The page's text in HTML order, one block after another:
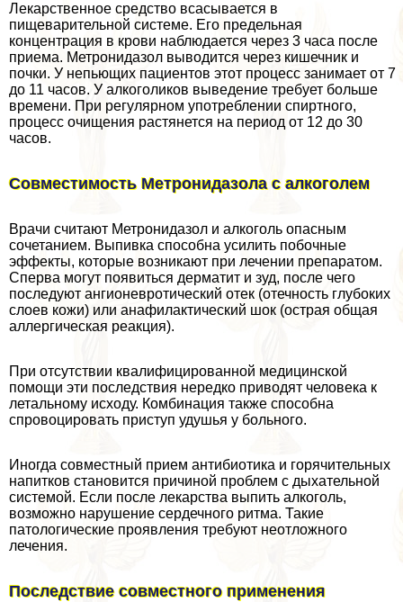
Лекарственное средство всасывается в
пищеварительной системе. Его предельная
концентрация в крови наблюдается через 3 часа после
приема. Метронидазол выводится через кишечник и
почки. У непьющих пациентов этот процесс занимает от 7
до 11 часов. У алкоголиков выведение требует больше
времени. При регулярном употрeблении спиртного,
процесс очищения растянется на период от 12 до 30
часов.
Совместимость Метронидазола с алкоголем
Врачи считают Метронидазол и алкоголь опасным
сочетанием. Выпивка способна усилить побочные
эффекты, которые возникают при лечении препаратом.
Сперва могут появиться дерматит и зуд, после чего
последуют ангионевротический отек (отечность глубоких
слоев кожи) или анафилактический шок (острая общая
аллергическая реакция).
При отсутствии квалифицированной медицинской
помощи эти последствия нередко приводят человека к
летальному исходу. Комбинация также способна
спровоцировать приступ удушья у больного.
Иногда совместный прием антибиотика и горячительных
напитков становится причиной проблем с дыхательной
системой. Если после лекарства выпить алкоголь,
возможно нарушение сердечного ритма. Такие
патологические проявления требуют неотложного
лечения.
Последствие совместного применения